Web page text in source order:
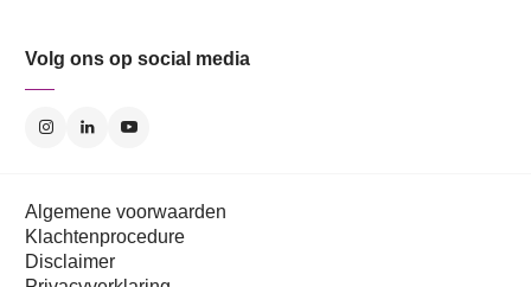
Volg ons op social media
Algemene voorwaarden
Klachtenprocedure
Disclaimer